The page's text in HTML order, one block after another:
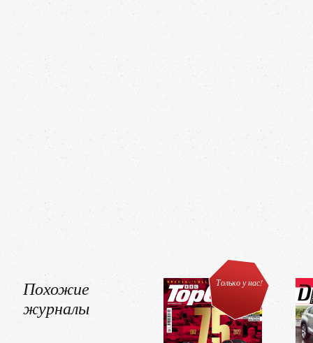
Похожие
журналы
Только у нас!